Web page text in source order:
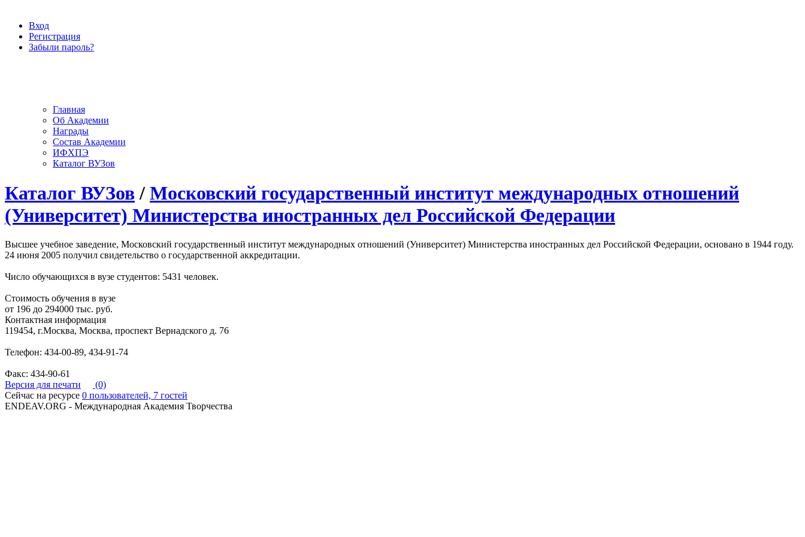
Вход
Регистрация
Забыли пароль?
Главная
Об Академии
Награды
Состав Академии
ИФХПЭ
Каталог ВУЗов
Каталог ВУЗов / Московский государственный институт международных отношений
(Университет) Министерства иностранных дел Российской Федерации
Высшее учебное заведение, Московский государственный институт международных отношений (Университет) Министерства иностранных дел Российской Федерации, основано в 1944 году.
24 июня 2005 получил свидетельство о государственной аккредитации.
Число обучающихся в вузе студентов: 5431 человек.
Стоимость обучения в вузе
от 196 до 294000 тыс. руб.
Контактная информация
119454, г.Москва, Москва, проспект Вернадского д. 76
Телефон: 434-00-89, 434-91-74
Факс: 434-90-61
Версия для печати
(0)
Сейчас на ресурсе 0 пользователей, 7 гостей
ENDEAV.ORG - Международная Академия Творчества